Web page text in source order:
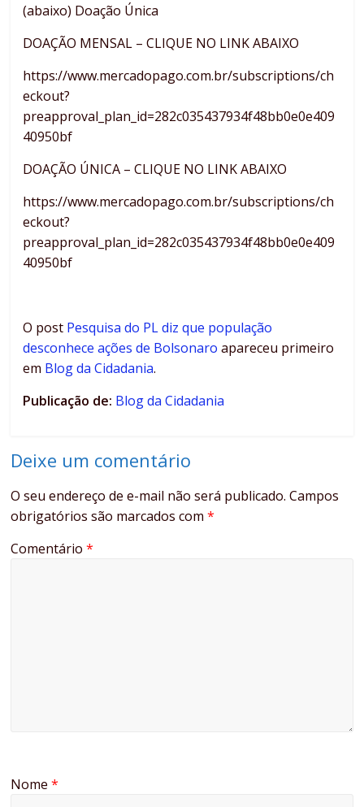
(abaixo) Doação Única
DOAÇÃO MENSAL – CLIQUE NO LINK ABAIXO
https://www.mercadopago.com.br/subscriptions/ch
eckout?
preapproval_plan_id=282c035437934f48bb0e0e409
40950bf
DOAÇÃO ÚNICA – CLIQUE NO LINK ABAIXO
https://www.mercadopago.com.br/subscriptions/ch
eckout?
preapproval_plan_id=282c035437934f48bb0e0e409
40950bf
O post Pesquisa do PL diz que população
desconhece ações de Bolsonaro apareceu primeiro
em Blog da Cidadania.
Publicação de: Blog da Cidadania
Deixe um comentário
O seu endereço de e-mail não será publicado. Campos
obrigatórios são marcados com*
Comentário*
Nome*